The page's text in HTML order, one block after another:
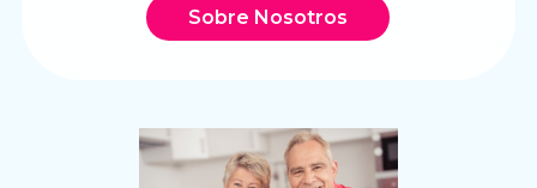
Sobre Nosotros